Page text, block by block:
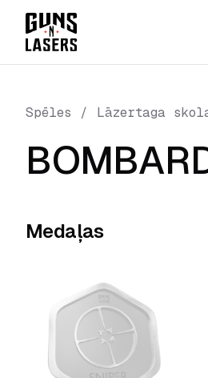
Spēles / Lāzertaga
Medaļas